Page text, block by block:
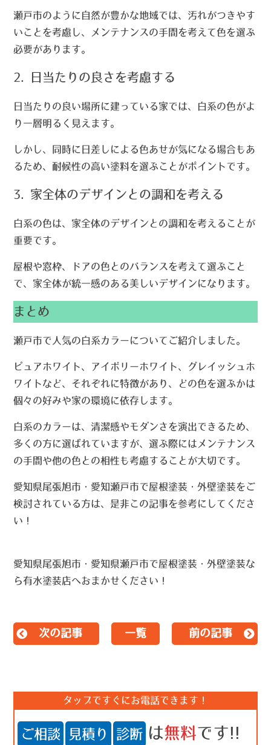
瀬戸市のように自然が豊かな地域では、汚れがつきやす
いことを考慮し、メンテナンスの手間を考えて色を選ぶ
必要があります。
2. 日当たりの良さを考慮する
日当たりの良い場所に建っている家では、白系の色がよ
り一層明るく見えます。
しかし、同時に日差しによる色あせが気になる場合もあ
るため、耐候性の高い塗料を選ぶことがポイントです。
3. 家全体のデザインとの調和を考える
白系の色は、家全体のデザインとの調和を考えることが
重要です。
屋根や窓枠、ドアの色とのバランスを考えて選ぶこと
で、家全体が統一感のある美しいデザインになります。
まとめ
瀬戸市で人気の白系カラーについてご紹介しました。
ピュアホワイト、アイボリーホワイト、グレイッシュホ
ワイトなど、それぞれに特徴があり、どの色を選ぶかは
個々の好みや家の環境に依存します。
白系のカラーは、清潔感やモダンさを演出できるため、
多くの方に選ばれていますが、選ぶ際にはメンテナンス
の手間や他の色との相性も考慮することが大切です。
愛知県尾張旭市・愛知瀬戸市で屋根塗装・外壁塗装をご
検討されている方は、是非この記事を参考にしてくださ
い！
愛知県尾張旭市・愛知県瀬戸市で屋根塗装・外壁塗装な
ら有水塗装店へおまかせください！
次の記事 一覧 前の記事
タップですぐにお電話できます！
ご相談 見積り 診断 は無料です!!